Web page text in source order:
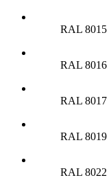
RAL 8015
RAL 8016
RAL 8017
RAL 8019
RAL 8022